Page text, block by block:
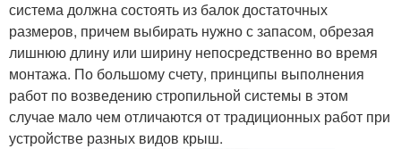
система должна состоять из балок достаточных
размеров, причем выбирать нужно с запасом, обрезая
лишнюю длину или ширину непосредственно во время
монтажа. По большому счету, принципы выполнения
работ по возведению стропильной системы в этом
случае мало чем отличаются от традиционных работ при
устройстве разных видов крыш.